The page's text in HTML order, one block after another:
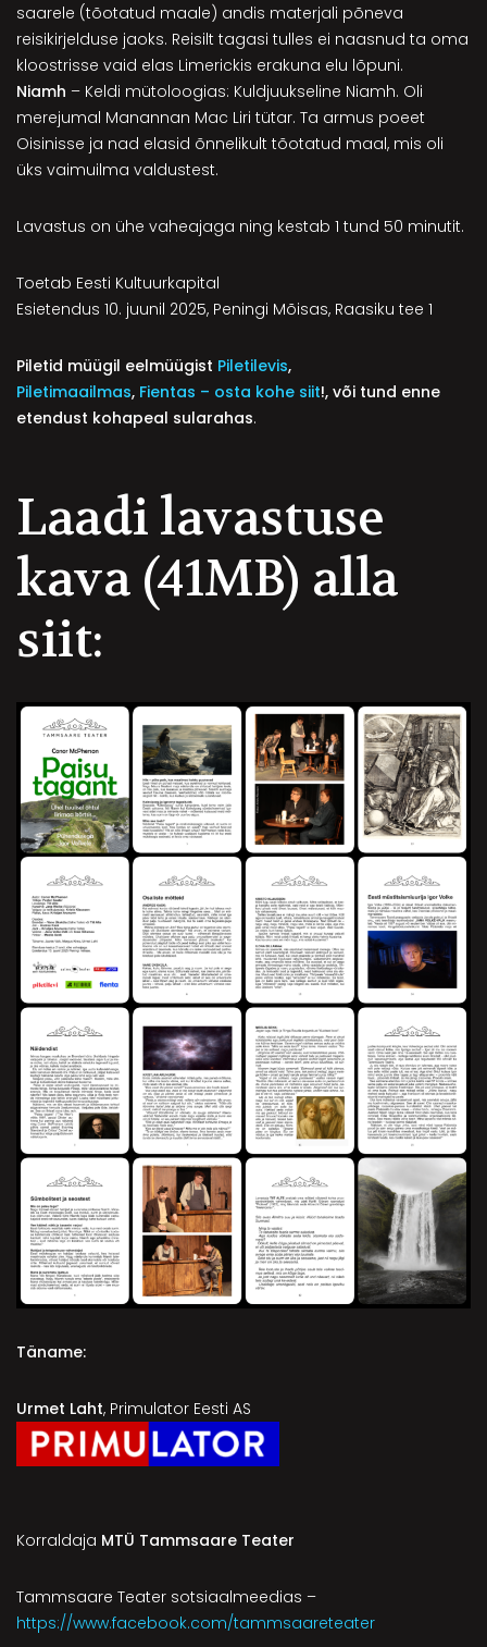
saarele (tõotatud maale) andis materjali põneva
reisikirjelduse jaoks. Reisilt tagasi tulles ei naasnud ta oma
kloostrisse vaid elas Limerickis erakuna elu lõpuni.
Niamh – Keldi mütoloogias: Kuldjuukseline Niamh. Oli
merejumal Manannan Mac Liri tütar. Ta armus poeet
Oisinisse ja nad elasid õnnelikult tõotatud maal, mis oli
üks vaimuilma valdustest.
Lavastus on ühe vaheajaga ning kestab 1 tund 50 minutit.
Toetab Eesti Kultuurkapital
Esietendus 10. juunil 2025, Peningi Mõisas, Raasiku tee 1
Piletid müügil eelmüügist Piletilevis,
Piletimaailmas, Fientas – osta kohe siit!, või tund enne
etendust kohapeal sularahas.
Laadi lavastuse
kava (41MB) alla
siit:
Täname:
Urmet Laht, Primulator Eesti AS
Korraldaja MTÜ Tammsaare Teater
Tammsaare Teater sotsiaalmeedias –
https://www.facebook.com/tammsaareteater